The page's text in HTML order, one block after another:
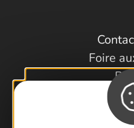
Foire